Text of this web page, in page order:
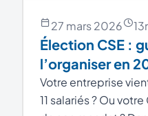
27 mars 2026 13
Élection CSE :
l’organiser en
Votre entreprise
11 salariés ? Ou